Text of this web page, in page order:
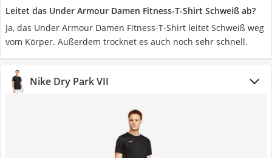
Leitet das Under Armour Damen Fitness-T-Shirt Schweiß ab?
Ja, das Under Armour Damen Fitness-T-Shirt leitet Schweiß weg
vom Körper. Außerdem trocknet es auch noch sehr schnell.
Nike Dry Park VII